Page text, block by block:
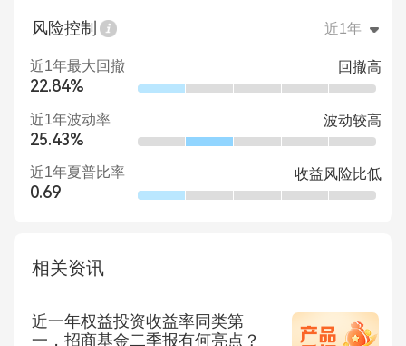
风险控制 近1年
近1年最大回撤
22.84%
回撤高
近1年波动率
25.43%
波动较高
近1年夏普比率
0.69
收益风险比低
相关资讯
近一年权益投资收益率同类第
一，招商基金二季报有何亮点？